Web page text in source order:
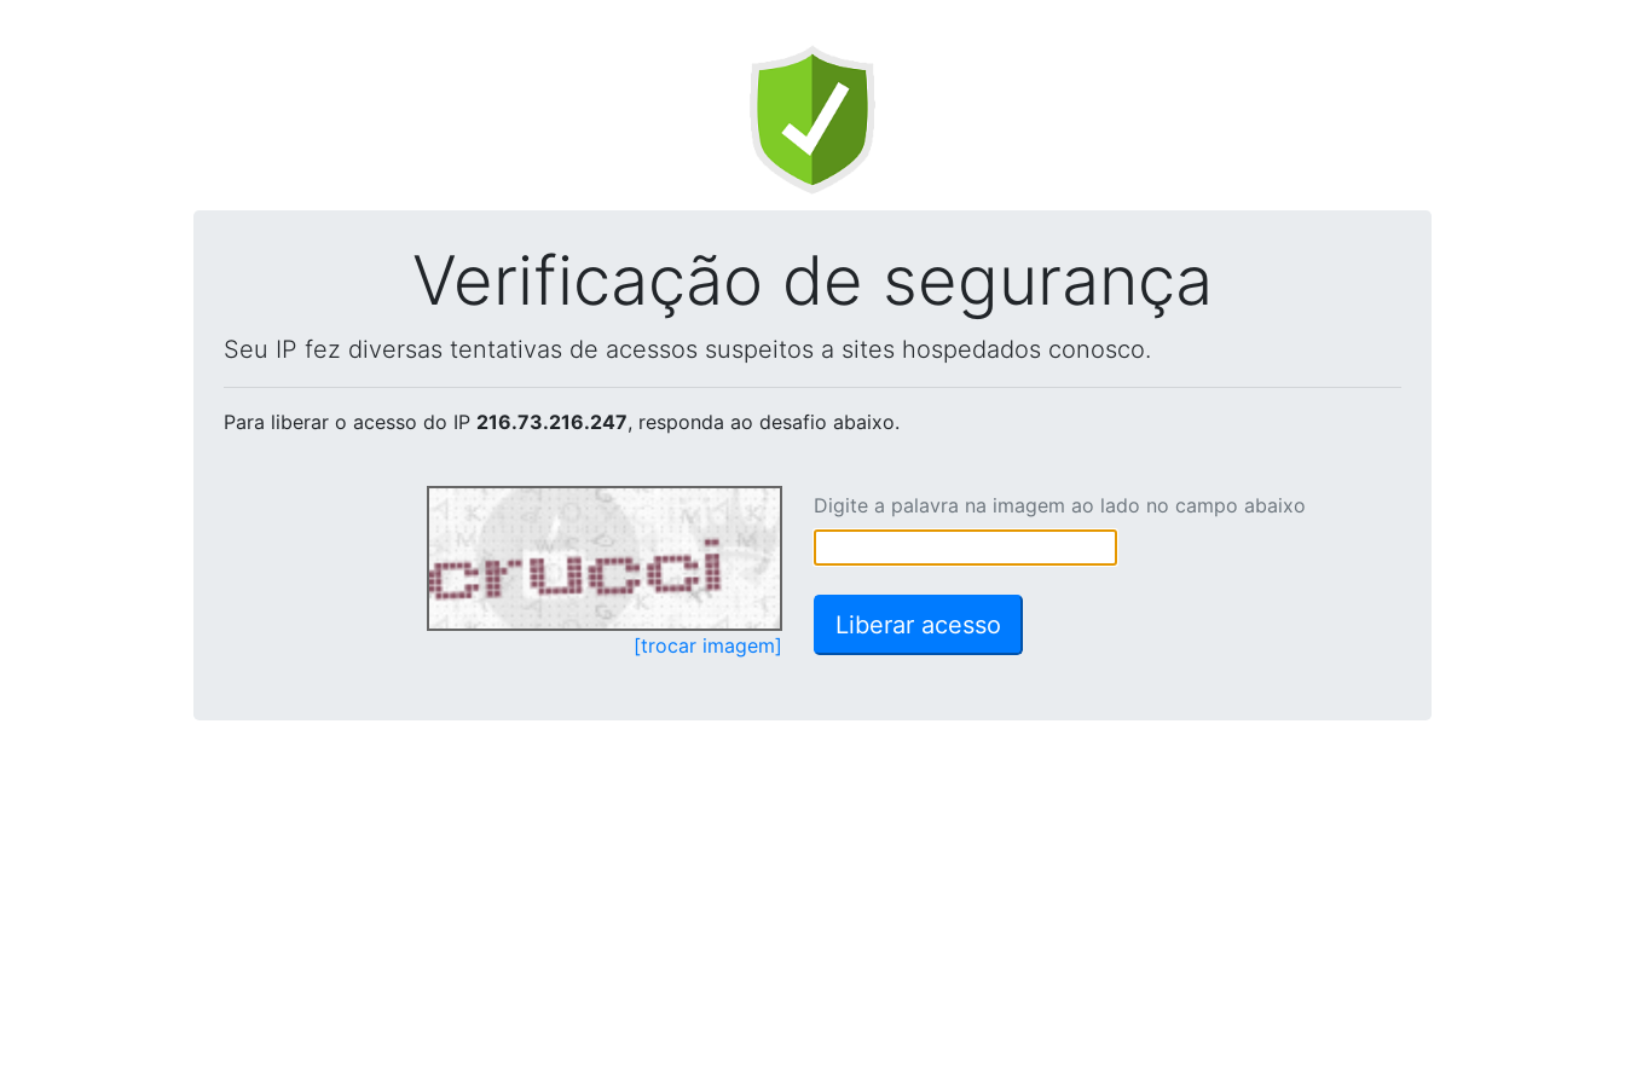
Verificação de segurança
Seu IP fez diversas tentativas de acessos suspeitos a sites hospedados conosco.
Para liberar o acesso do IP 216.73.216.247, responda ao desafio abaixo.
[trocar imagem]
Digite a palavra na imagem ao lado no campo abaixo